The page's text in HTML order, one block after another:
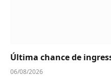
Última chance de
06/08/2026